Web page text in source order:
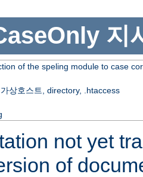
지
of the speling module to case
상호스트, directory, .htaccess
not yet
of